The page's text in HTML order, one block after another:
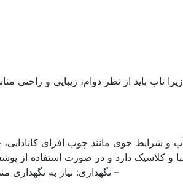
تاب باید از نظر دوام، زیبایی و راحتی
و شرایط جوی مانند چوب افرای
و کلاسیک دارد و در صورت استفاده از
– نگهداری: نیاز به نگهداری